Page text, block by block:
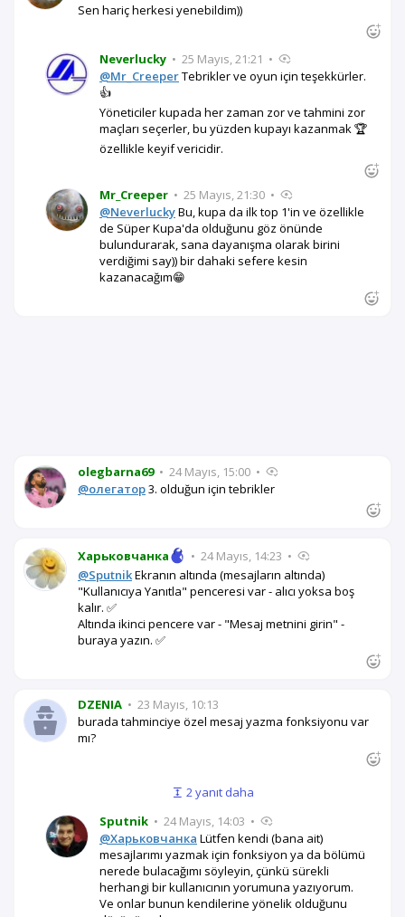
Sen hariç herkesi yenebildim))
Neverlucky • 25 Mayıs, 21:21 •
@Mr_CreeperTebrikler ve oyun için teşekkürler.
👍
Yöneticiler kupada her zaman zor ve tahmini zor
maçları seçerler, bu yüzden kupayı kazanmak 🏆
özellikle keyif vericidir.
Mr_Creeper • 25 Mayıs, 21:30 •
@NeverluckyBu, kupa da ilk top 1'in ve özellikle
de Süper Kupa'da olduğunu göz önünde
bulundurarak, sana dayanışma olarak birini
verdiğimi say)) bir dahaki sefere kesin
kazanacağım😁
olegbarna69 • 24 Mayıs, 15:00 •
@олегатор3. olduğun için tebrikler
Харьковчанка • 24 Mayıs, 14:23 •
@SputnikEkranın altında (mesajların altında)
"Kullanıcıya Yanıtla" penceresi var - alıcı yoksa boş
kalır. ✅
Altında ikinci pencere var - "Mesaj metnini girin" -
buraya yazın. ✅
DZENIA • 23 Mayıs, 10:13
burada tahminciye özel mesaj yazma fonksiyonu var
mı?
2 yanıt daha
Sputnik • 24 Mayıs, 14:03 •
@Харьковчанка Lütfen kendi (bana ait)
mesajlarımı yazmak için fonksiyon ya da bölümü
nerede bulacağımı söyleyin, çünkü sürekli
herhangi bir kullanıcının yorumuna yazıyorum.
Ve onlar bunun kendilerine yönelik olduğunu